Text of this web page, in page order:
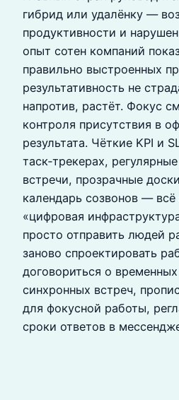
гибрид или удалёнку —
продуктивности и
опыт сотен компаний
правильно выстроенных
результативность не
напротив, растёт. Фокус
контроля присутствия в
результата. Чёткие KPI и
таск‑трекерах,
встречи, прозрачные
календарь созвонов — всё
«цифровая
просто отправить людей
заново спроектировать
договориться о
синхронных встреч,
для фокусной работы,
сроки ответов в